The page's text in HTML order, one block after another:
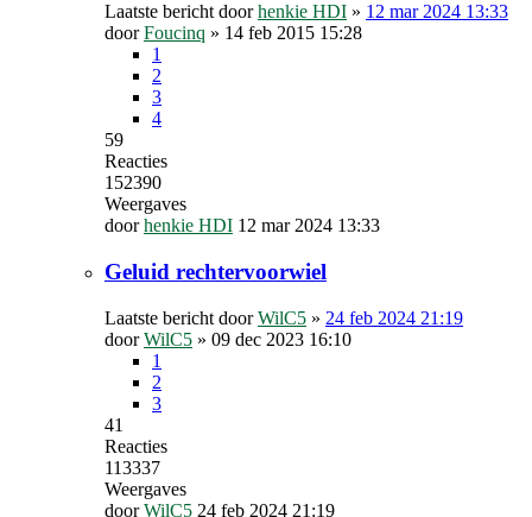
Laatste bericht doorhenkie HDI » 12 mar 2024 13:33
doorFoucinq » 14 feb 2015 15:28
1
2
3
4
59
Reacties
152390
Weergaves
doorhenkie HDI 12 mar 2024 13:33
Geluid rechtervoorwiel
Laatste bericht doorWilC5 » 24 feb 2024 21:19
doorWilC5 » 09 dec 2023 16:10
1
2
3
41
Reacties
113337
Weergaves
doorWilC5 24 feb 2024 21:19